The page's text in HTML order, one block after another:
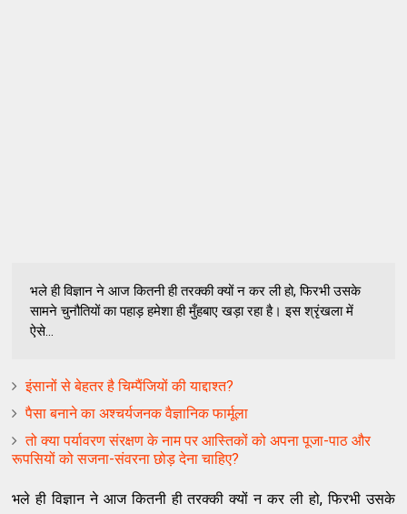
भले ही विज्ञान ने आज कितनी ही तरक्की क्यों न कर ली हो, फिरभी उसके
सामने चुनौतियों का पहाड़ हमेशा ही मुँहबाए खड़ा रहा है। इस श्रृंखला में
ऐसे...
इंसानों से बेहतर है चिम्पैंजियों की याद्दाश्त?
पैसा बनाने का अश्चर्यजनक वैज्ञानिक फार्मूला
तो क्या पर्यावरण संरक्षण के नाम पर आस्तिकों को अपना पूजा-पाठ और
रूपसियों को सजना-संवरना छोड़ देना चाहिए?
भले ही विज्ञान ने आज कितनी ही तरक्की क्यों न कर ली हो, फिरभी उसके